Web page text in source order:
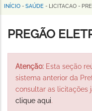
Horizonte
Trilha
de
INÍCIO - SAÚDE - LICITACAO -
PREGÃO
Atenção: Esta seção
sistema anterior da
consultar as licitações
clique aqui.